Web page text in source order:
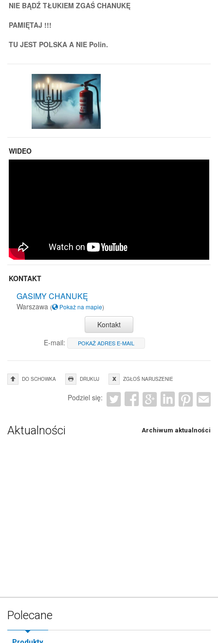
NIE BĄDŹ TŁUKIEM ZGAŚ CHANUKĘ
PAMIĘTAJ !!!
TU JEST POLSKA A NIE Polin.
WIDEO
KONTAKT
GASIMY CHANUKĘ
Warszawa ( Pokaż na mapie)
Kontakt
E-mail:
POKAŻ ADRES E-MAIL
DO SCHOWKA DRUKUJ ZGŁOŚ NARUSZENIE
Podziel się:
Aktualności Archiwum aktualności
Polecane